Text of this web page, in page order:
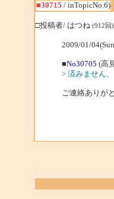
■30715 / inTopicNo.6)
□投稿者/ はつね (912回
2009/01/
■No30705 (高
> 済みません
ご連絡ありが